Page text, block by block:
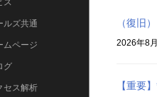
ス
ルズ共通
ムページ
グ
セス解析
（復旧
2026年8
【重要